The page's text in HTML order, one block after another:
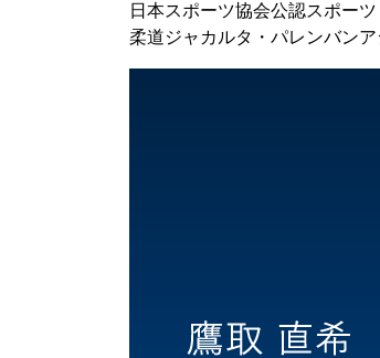
日本スポーツ協会公認スポー
柔道ジャカルタ・パレンバン